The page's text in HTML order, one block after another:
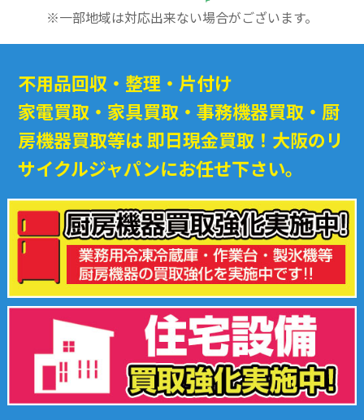
※一部地域は対応出来ない場合がございます。
不用品回収・整理・片付け
家電買取・家具買取・事務機器買取・厨
房機器買取等は即日現金買取！大阪のリ
サイクルジャパンにお任せ下さい。